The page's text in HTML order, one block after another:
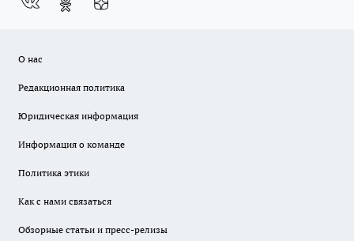
О нас
Редакционная политика
Юридическая информация
Информация о команде
Политика этики
Как с нами связаться
Обзорные статьи и пресс-релизы